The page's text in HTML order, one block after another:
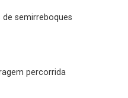
semirreboques
percorrida